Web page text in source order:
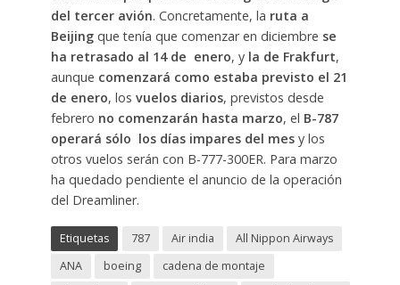
del tercer avión. Concretamente, la ruta a
Beijingque tenía que comenzar en diciembre se
ha retrasado al 14 de enero, y la de Frakfurt,
aunque comenzará como estaba previsto el 21
de enero, los vuelos diarios, previstos desde
febrero no comenzarán hasta marzo, el B-787
operará sólo los días impares del mesy los
otros vuelos serán con B-777-300ER. Para marzo
ha quedado pendiente el anuncio de la operación
del Dreamliner.
Etiquetas 787 Air india
All Nippon Airways
ANA
boeing
cadena de montaje